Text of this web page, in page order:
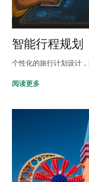
智能行程规划
个性化的旅行计划设计，
阅读更多